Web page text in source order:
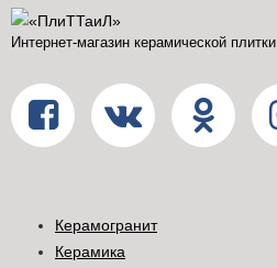
Интернет-магазин керамической плитки
Керамогранит
Керамика